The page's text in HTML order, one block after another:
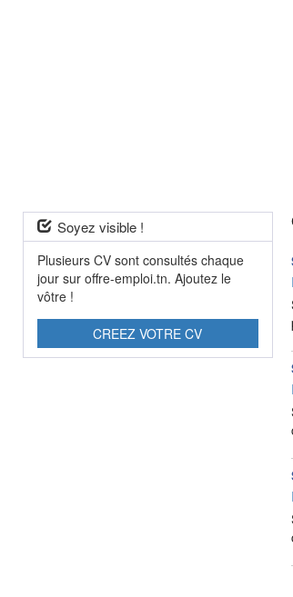
Soyez visible !
Plusieurs CV sont consultés chaque
jour sur offre-emploi.tn. Ajoutez le
vôtre !
CREEZ VOTRE CV